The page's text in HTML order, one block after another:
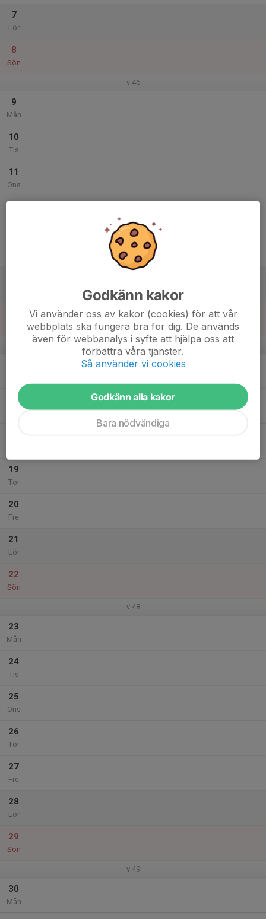
7
Lör
8
Sön
v.46
9
Mån
10
Tis
11
Ons
v.47
17
19
Tor
20
Fre
21
Lör
22
Sön
v.48
23
Mån
24
Tis
25
Ons
26
Tor
27
Fre
28
Lör
29
Sön
v.49
30
Mån
Godkänn kakor
Vi använder oss av kakor (cookies) för att vår
webbplats ska fungera bra för dig. De används
även för webbanalys i syfte att hjälpa oss att
förbättra våra tjänster.
Så använder vi cookies
Godkänn alla kakor
Bara nödvändiga